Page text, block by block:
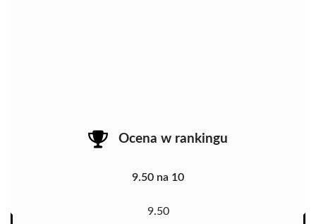
Ocena w rankingu
9.50 na 10
9.50